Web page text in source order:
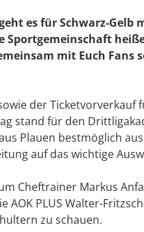
es für Schwarz-
mit Euch Fans
der Ticketvorverkauf
stand für den
Plauen bestmöglich
auf das wichtige
Cheftrainer Markus
AOK PLUS Walter-
zu schauen.